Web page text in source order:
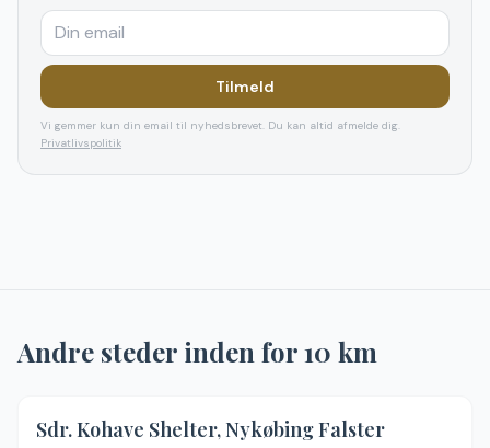
Tilmeld
Vi gemmer kun din email til nyhedsbrevet. Du kan altid afmelde dig.
Privatlivspolitik
Andre steder inden for10 km
Sdr. Kohave Shelter, Nykøbing Falster